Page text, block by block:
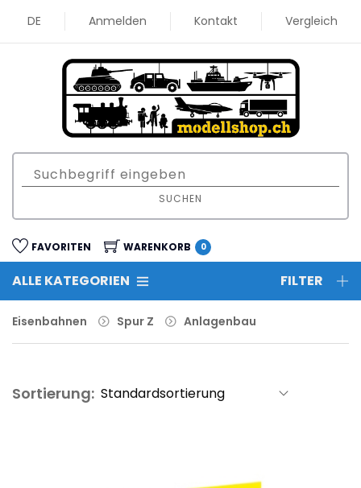
DE Anmelden Kontakt Vergleich
SUCHEN
FAVORITEN WARENKORB 0
ALLE KATEGORIEN FILTER
Eisenbahnen Spur Z Anlagenbau
Sortierung: